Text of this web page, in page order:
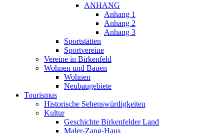
ANHANG
Anhang 1
Anhang 2
Anhang 3
Sportstätten
Sportvereine
Vereine in Birkenfeld
Wohnen und Bauen
Wohnen
Neubaugebiete
Tourismus
Historische Sehenswürdigkeiten
Kultur
Geschichte Birkenfelder Land
Maler-Zang-Haus